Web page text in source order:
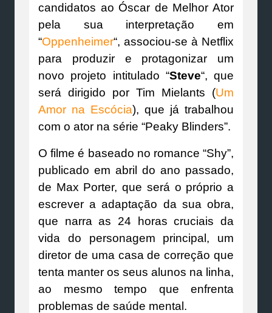
candidatos ao Óscar de Melhor Ator
pela sua interpretação em
“Oppenheimer“, associou-se à Netflix
para produzir e protagonizar um
novo projeto intitulado “Steve“, que
será dirigido por Tim Mielants (Um
Amor na Escócia), que já trabalhou
com o ator na série “Peaky Blinders”.
O filme é baseado no romance “Shy”,
publicado em abril do ano passado,
de Max Porter, que será o próprio a
escrever a adaptação da sua obra,
que narra as 24 horas cruciais da
vida do personagem principal, um
diretor de uma casa de correção que
tenta manter os seus alunos na linha,
ao mesmo tempo que enfrenta
problemas de saúde mental.